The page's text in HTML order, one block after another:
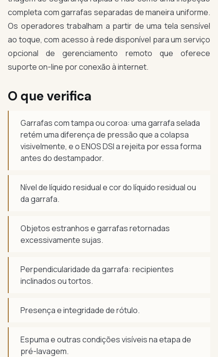
completa com garrafas separadas de maneira uniforme.
Os operadores trabalham a partir de uma tela sensível
ao toque, com acesso à rede disponível para um serviço
opcional de gerenciamento remoto que oferece
suporte on-line por conexão à internet.
O que verifica
Garrafas com tampa ou coroa: uma garrafa selada
retém uma diferença de pressão que a colapsa
visivelmente, e o ENOS DSI a rejeita por essa forma
antes do destampador.
Nível de líquido residual e cor do líquido residual ou
da garrafa.
Objetos estranhos e garrafas retornadas
excessivamente sujas.
Perpendicularidade da garrafa: recipientes
inclinados ou tortos.
Presença e integridade de rótulo.
Espuma e outras condições visíveis na etapa de
pré-lavagem.